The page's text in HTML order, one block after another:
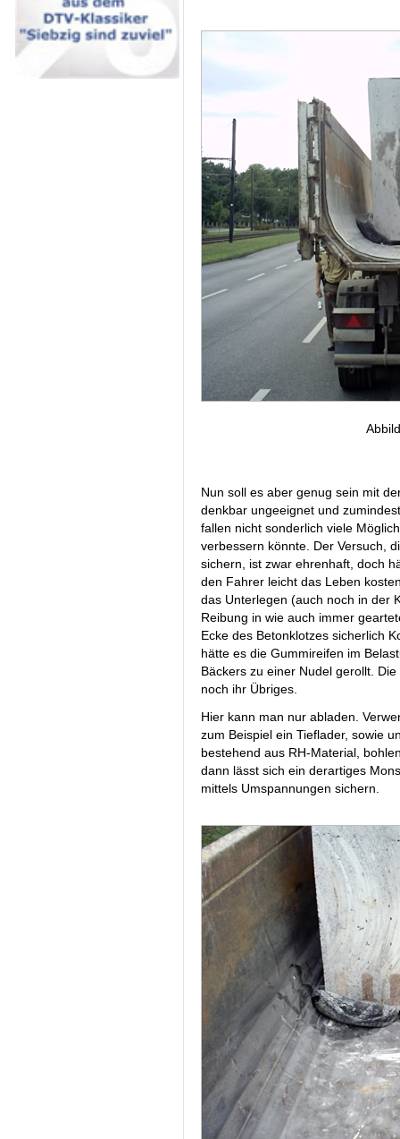
Nun soll es aber genug sein mit
denkbar ungeeignet und
fallen nicht sonderlich viele
verbessern könnte. Der Versuch,
sichern, ist zwar ehrenhaft, doch
den Fahrer leicht das Leben
das Unterlegen (auch noch in der
Reibung in wie auch immer
Ecke des Betonklotzes sicherlich
hätte es die Gummireifen im
Bäckers zu einer Nudel gerollt.
noch ihr Übriges.
Hier kann man nur abladen.
zum Beispiel ein Tieflader, sowie
bestehend aus RH-Material,
dann lässt sich ein derartiges
mittels Umspannungen sichern.